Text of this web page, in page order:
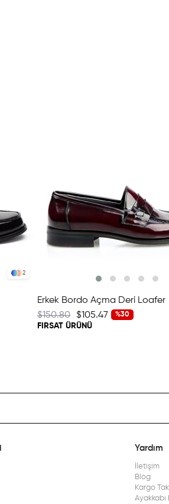
2
Erkek Bordo Açma Deri Loafer
%30
$105.47
$150.80
FIRSAT ÜRÜNÜ
Yardım
İletişim
Blog
Kargo
Ayakkabı